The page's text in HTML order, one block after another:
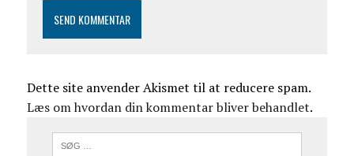
Dette site anvender Akismet til at reducere spam.
Læs om hvordan din kommentar bliver behandlet.